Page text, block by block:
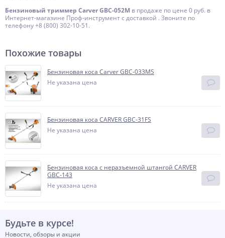
Бензиновый триммер Carver GBC-052M в продаже по цене 0 руб. в
Интернет-магазине Проф-инструмент с доставкой . Звоните по
телефону +8 (800) 302-10-51.
Похожие товары
Бензиновая коса Carver GBC-033MS
Не указана цена
Бензиновая коса CARVER GBC-31FS
Не указана цена
Бензиновая коса с неразъемной штангой CARVER
GBC-143
Не указана цена
Будьте в курсе!
Новости, обзоры и акции